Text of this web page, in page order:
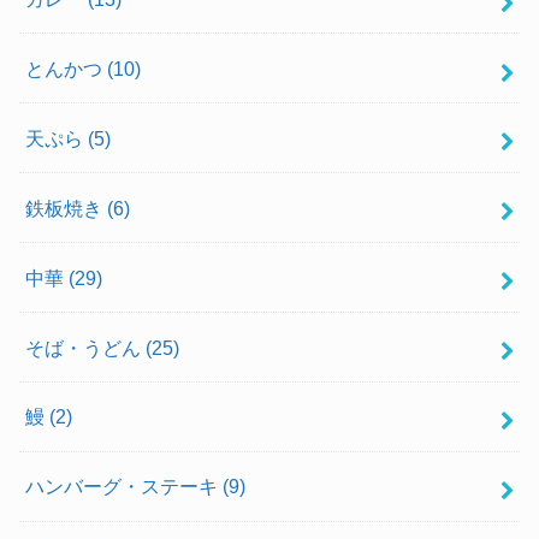
とんかつ (10)
天ぷら (5)
鉄板焼き (6)
中華 (29)
そば・うどん (25)
鰻 (2)
ハンバーグ・ステーキ (9)